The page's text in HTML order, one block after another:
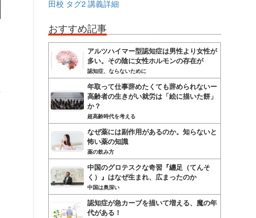
田校 タグ2講義詳細
おすすめ記事
アルツハイマー型認知症は男性より女性が
多い。その陰に女性ホルモンの存在が
認知症、ならないために
年取って仕事辞めたくても辞められないー
高齢者の生きがい就労は「絵に描いた餅」
か？
超高齢時代を考える
なぜ薬には副作用があるのか。知らないと
怖い薬の知識
薬の飲み方
中国のグロテスクな奇習『纏足（てんそ
く）』はなぜ生まれ、広まったのか
中国は奥深い
認知症が急カーブを描いて増える、魔の年
代がある！